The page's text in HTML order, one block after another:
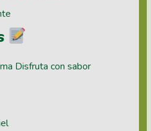
Disfruta con sabor